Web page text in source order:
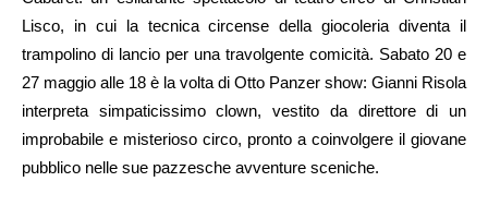
Lisco, in cui la tecnica circense della giocoleria diventa il
trampolino di lancio per una travolgente comicità. Sabato 20 e
27 maggio alle 18 è la volta di Otto Panzer show: Gianni Risola
interpreta simpaticissimo clown, vestito da direttore di un
improbabile e misterioso circo, pronto a coinvolgere il giovane
pubblico nelle sue pazzesche avventure sceniche.